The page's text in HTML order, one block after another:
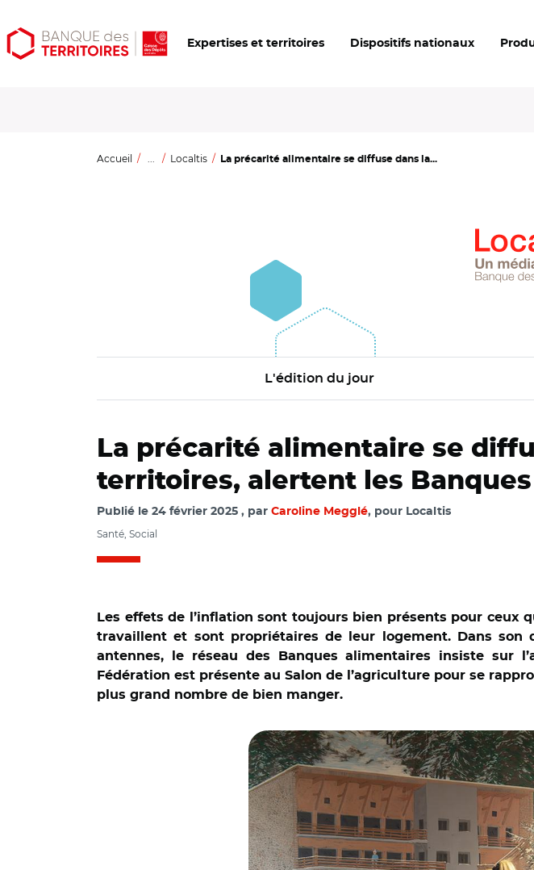
Aller
au
Aller
au
Ouvrir
les
Expertises et territoires Dispositifs nationaux
Accueil ... Localtis La précarité alimentaire se diffuse dans la...
L'édition du jour
La précarité alimentaire se
territoires, alertent les
Publié le 24 février 2025 par Caroline Megglé, pour Localtis
Santé, Social
Les effets de l’inflation sont toujours bien présents pour
travaillent et sont propriétaires de leur logement. Dans
antennes, le réseau des Banques alimentaires insiste sur
Fédération est présente au Salon de l’agriculture pour se
plus grand nombre de bien manger.